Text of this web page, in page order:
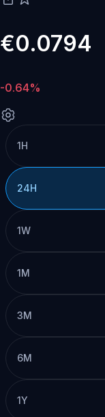
€0.0794
-0.64%
1H
24H
1W
1M
3M
6M
1Y